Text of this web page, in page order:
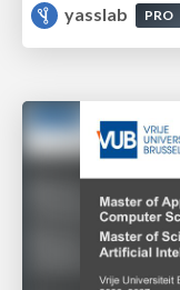
yasslab PRO